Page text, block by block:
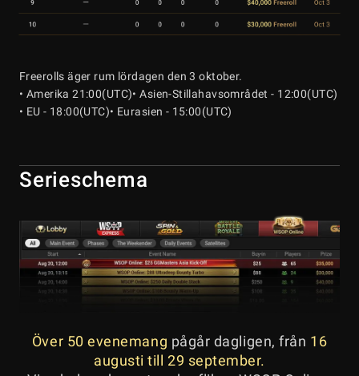
Freerolls äger rum lördagen den 3 oktober.
• Amerika 21:00(UTC)• Asien-Stillahavsområdet - 12:00(UTC)
• EU - 18:00(UTC)• Eurasien - 15:00(UTC)
Serieschema
Över 50 evenemang pågår dagligen, från 16
augusti till 29 september.